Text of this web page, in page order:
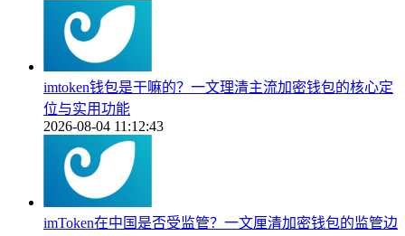
imtoken钱包是干嘛的？一文理清主流加密钱包的核心定
位与实用功能
2026-08-04 11:12:43
imToken在中国是否受监管？一文厘清加密钱包的监管边